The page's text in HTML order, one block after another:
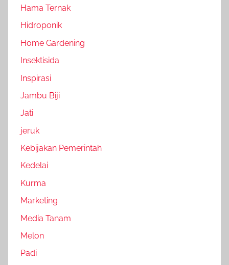
Hama Ternak
Hidroponik
Home Gardening
Insektisida
Inspirasi
Jambu Biji
Jati
jeruk
Kebijakan Pemerintah
Kedelai
Kurma
Marketing
Media Tanam
Melon
Padi